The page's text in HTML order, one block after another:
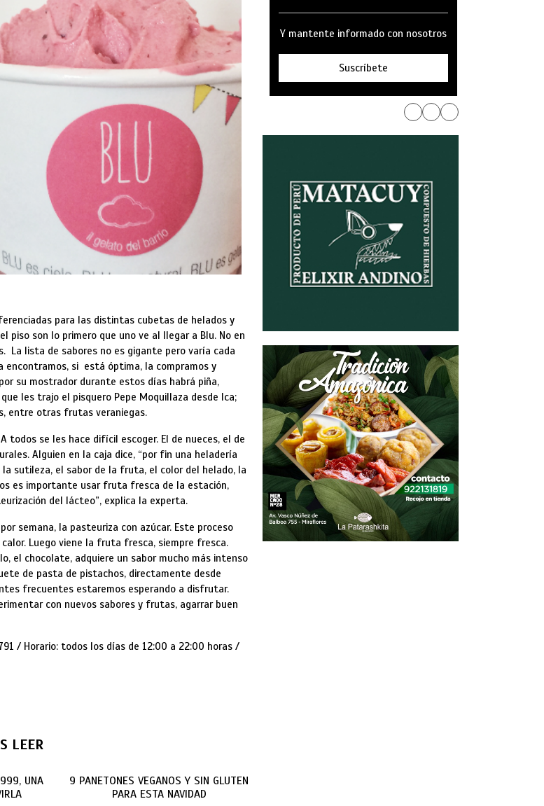
para las distintas cubetas de helados y
piso son lo primero que uno ve al llegar a Blu. No en
La lista de sabores no es gigante pero varía cada
encontramos, si está óptima, la compramos y
su mostrador durante estos días habrá piña,
les trajo el pisquero Pepe Moquillaza desde Ica;
entre otras frutas veraniegas.
todos se les hace difícil escoger. El de nueces, el de
Alguien en la caja dice, “por fin una heladería
sutileza, el sabor de la fruta, el color del helado, la
es importante usar fruta fresca de la estación,
del lácteo”, explica la experta.
semana, la pasteuriza con azúcar. Este proceso
Luego viene la fruta fresca, siempre fresca.
el chocolate, adquiere un sabor mucho más intenso
de pasta de pistachos, directamente desde
frecuentes estaremos esperando a disfrutar.
con nuevos sabores y frutas, agarrar buen
/ Horario: todos los días de 12:00 a 22:00 horas /
LEER
UNA
9 PANETONES VEGANOS Y SIN GLUTEN
PARA ESTA NAVIDAD
Y mantente informado con nosotros
Suscríbete